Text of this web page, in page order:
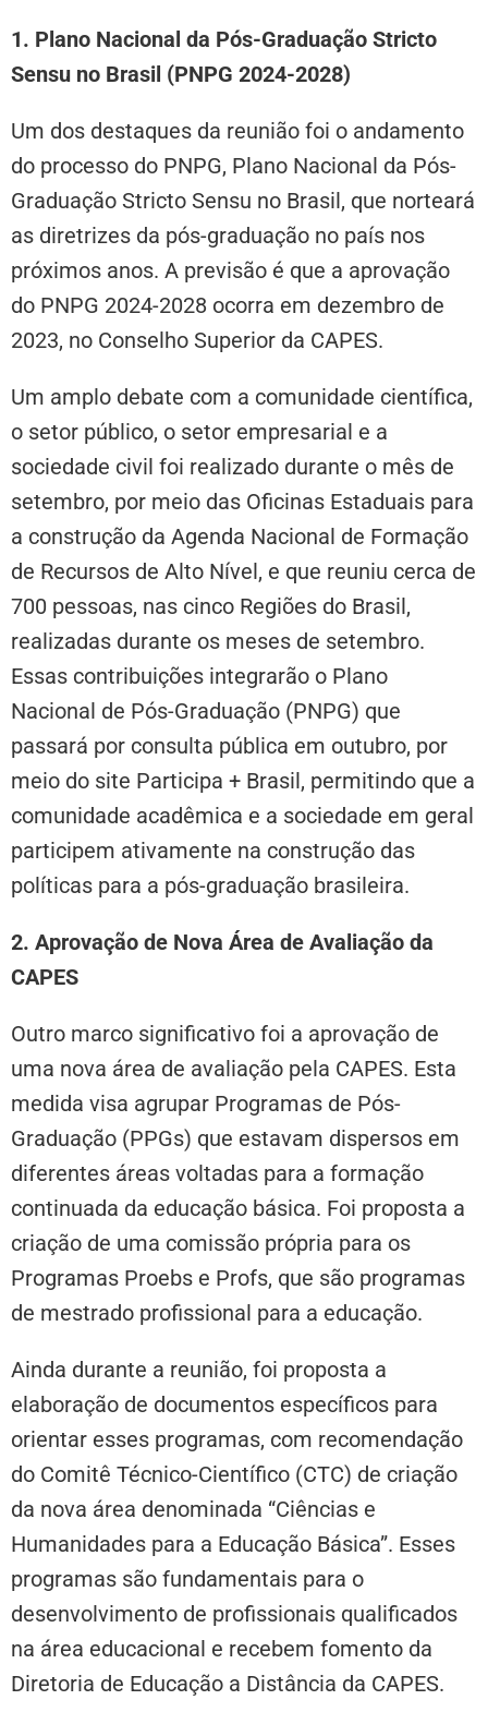
1. Plano Nacional da Pós-Graduação Stricto
Sensu no Brasil (PNPG 2024-2028)
Um dos destaques da reunião foi o andamento
do processo do PNPG, Plano Nacional da Pós-
Graduação Stricto Sensu no Brasil, que norteará
as diretrizes da pós-graduação no país nos
próximos anos. A previsão é que a aprovação
do PNPG 2024-2028 ocorra em dezembro de
2023, no Conselho Superior da CAPES.
Um amplo debate com a comunidade científica,
o setor público, o setor empresarial e a
sociedade civil foi realizado durante o mês de
setembro, por meio das Oficinas Estaduais para
a construção da Agenda Nacional de Formação
de Recursos de Alto Nível, e que reuniu cerca de
700 pessoas, nas cinco Regiões do Brasil,
realizadas durante os meses de setembro.
Essas contribuições integrarão o Plano
Nacional de Pós-Graduação (PNPG) que
passará por consulta pública em outubro, por
meio do site Participa + Brasil, permitindo que a
comunidade acadêmica e a sociedade em geral
participem ativamente na construção das
políticas para a pós-graduação brasileira.
2. Aprovação de Nova Área de Avaliação da
CAPES
Outro marco significativo foi a aprovação de
uma nova área de avaliação pela CAPES. Esta
medida visa agrupar Programas de Pós-
Graduação (PPGs) que estavam dispersos em
diferentes áreas voltadas para a formação
continuada da educação básica. Foi proposta a
criação de uma comissão própria para os
Programas Proebs e Profs, que são programas
de mestrado profissional para a educação.
Ainda durante a reunião, foi proposta a
elaboração de documentos específicos para
orientar esses programas, com recomendação
do Comitê Técnico-Científico (CTC) de criação
da nova área denominada “Ciências e
Humanidades para a Educação Básica”. Esses
programas são fundamentais para o
desenvolvimento de profissionais qualificados
na área educacional e recebem fomento da
Diretoria de Educação a Distância da CAPES.